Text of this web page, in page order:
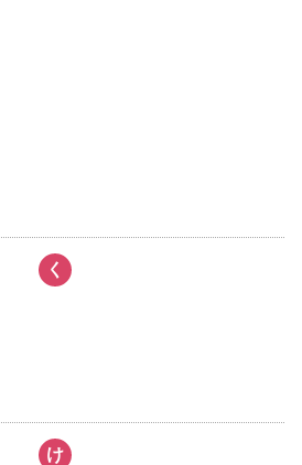
く
け